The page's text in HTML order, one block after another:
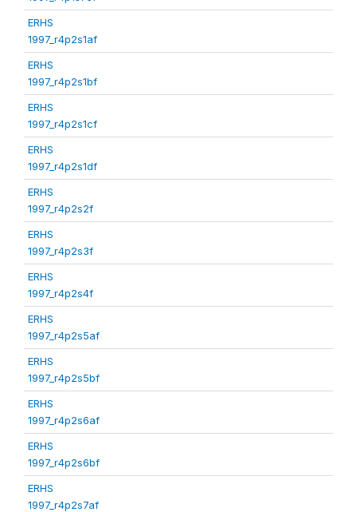
ERHS
1997_r4p2s1af
ERHS
1997_r4p2s1bf
ERHS
1997_r4p2s1cf
ERHS
1997_r4p2s1df
ERHS
1997_r4p2s2f
ERHS
1997_r4p2s3f
ERHS
1997_r4p2s4f
ERHS
1997_r4p2s5af
ERHS
1997_r4p2s5bf
ERHS
1997_r4p2s6af
ERHS
1997_r4p2s6bf
ERHS
1997_r4p2s7af